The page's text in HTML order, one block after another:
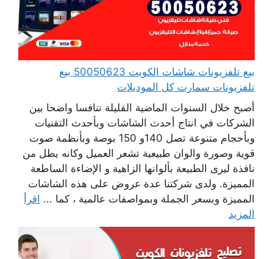
بيع تلفزيونات شاشات الكويت 50050623 بيع
تلفزيونات سمارت كل الموديلات
أصبح خلال السنوات الماضية القليلة تنافسا واضحا بين
الشركات في انتاج أحدث الشاشات وبأحدث التقنيات
وبأحجام متنوعة تصل 140و 150 بوصة وبأنظمة صوت
قوية وصورة والوان طبيعية تشعر العميل وكانه يطل من
نافذة ليرى الطبيعة بألوانها الزاهية و الإضاءة الساطعة
المميزة. ولدى شركتنا عدة عروض على هذه الشاشات
المميزة وبسعر الجملة وبمواصفات عالمية ، كما ... اقرأ
المزيد